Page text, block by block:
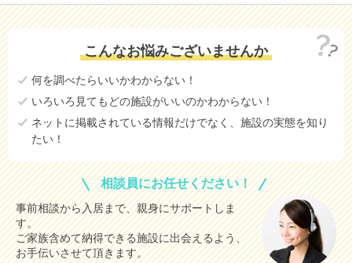
こんなお悩みございませんか
何を調べたらいいかわからない！
いろいろ見てもどの施設がいいのかわからない！
ネットに掲載されている情報だけでなく、施設の実態を知り
たい！
相談員にお任せください！
事前相談から入居まで、親身にサポートしま
す。
ご家族含めて納得できる施設に出会えるよう、
お手伝いさせて頂きます。